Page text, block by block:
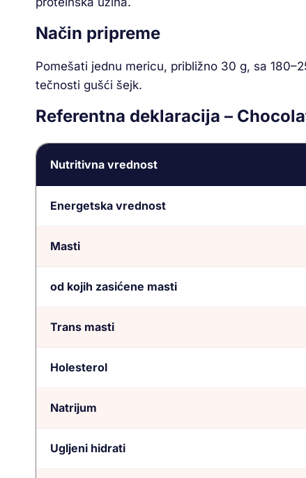
Način pripreme
Pomešati jednu mericu, približno 30 g, sa
tečnosti gušći šejk.
Referentna deklaracija –
Nutritivna vrednost
Energetska vrednost
Masti
od kojih zasićene masti
Trans masti
Holesterol
Natrijum
Ugljeni hidrati